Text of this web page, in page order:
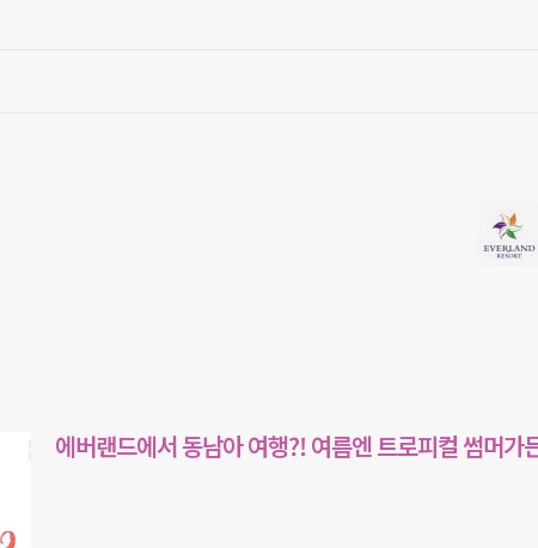
에버랜드에서 동남아 여행?! 여름엔 트로피컬 썸머가